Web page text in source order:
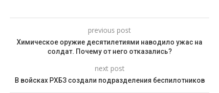
previous post
Химическое оружие десятилетиями наводило ужас на
солдат. Почему от него отказались?
next post
В войсках РХБЗ создали подразделения беспилотников